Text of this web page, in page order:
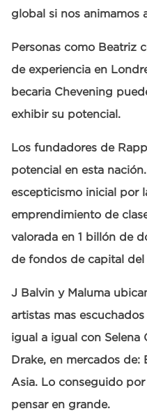
global si nos animamos
Personas como Beatriz
de experiencia en
becaria Chevening
exhibir su potencial.
Los fundadores de
potencial en esta
escepticismo inicial por
emprendimiento de
valorada en 1 billón de
de fondos de capital del
J Balvin y Maluma
artistas mas
igual a igual con Selena
Drake, en mercados de:
Asia. Lo conseguido
pensar en grande.